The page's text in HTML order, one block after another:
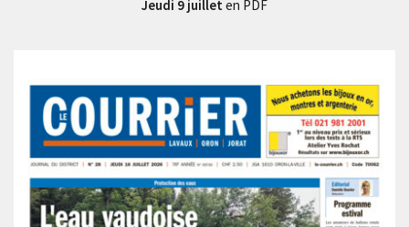
Jeudi 9 juillet en PDF